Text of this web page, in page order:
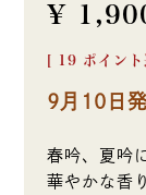
¥
19 ポイント
9月10日
春吟、夏吟
華やかな香